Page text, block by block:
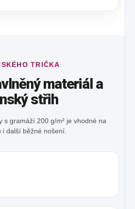
TRIČKA
materiál a
střih
s gramáží 200 g/m² je vhodné na
další běžné nošení.